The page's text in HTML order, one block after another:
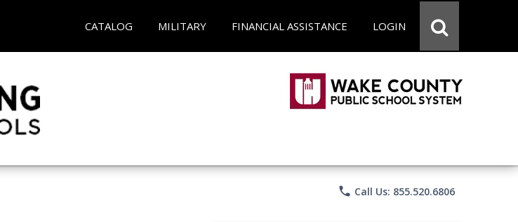
CATALOG MILITARY FINANCIAL ASSISTANCE LOGIN
phone Call Us: 855.520.6806